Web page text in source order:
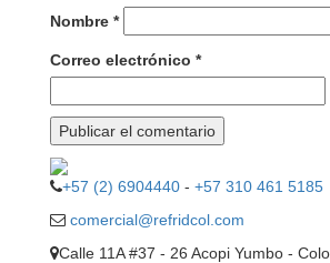
Nombre *
Correo electrónico *
+57 (2) 6904440 - +57 310 461 5185
comercial@refridcol.com
Calle 11A #37 - 26 Acopi Yumbo -